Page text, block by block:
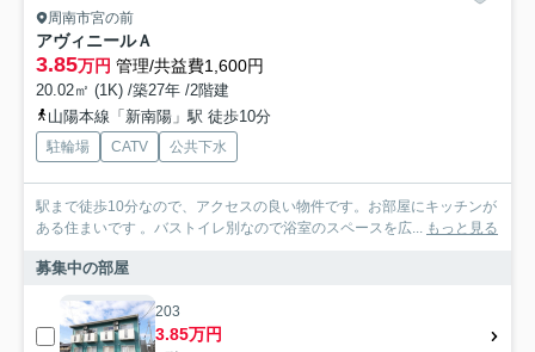
周南市宮の前
アヴィニールＡ
3.85万円 管理/共益費1,600円
20.02㎡ (1K) /築27年 /2階建
山陽本線「新南陽」駅 徒歩10分
駐輪場 CATV 公共下水
駅まで徒歩10分なので、アクセスの良い物件です。お部屋にキッチンが
ある住まいです 。バストイレ別なので浴室のスペースを広... もっと見る
募集中の部屋
203
3.85万円